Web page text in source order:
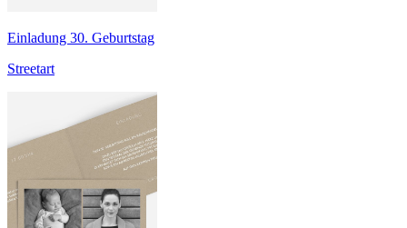
Einladung 30. Geburtstag
Streetart